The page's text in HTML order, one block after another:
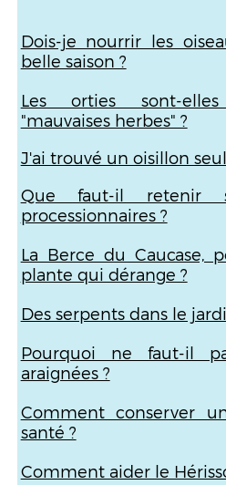
Dois-je nourrir les
belle saison ?
Les orties sont-
"mauvaises herbes" ?
J'ai trouvé un oisillon
Que faut-il retenir
processionnaires ?
La Berce du Caucase,
plante qui dérange ?
Des serpents dans le
Pourquoi ne faut-il
araignées ?
Comment conserver
santé ?
Comment aider le